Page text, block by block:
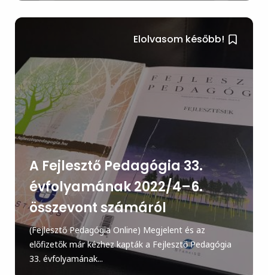
Elolvasom később!
A Fejlesztő Pedagógia 33.
évfolyamának 2022/4–6.
összevont számáról
(Fejlesztő Pedagógia Online) Megjelent és az
előfizetők már kézhez kapták a Fejlesztő Pedagógia
33. évfolyamának...